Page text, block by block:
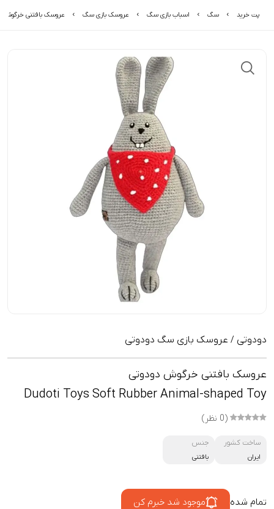
پت خرید سگ اسباب بازی سگ عروسک بازی سگ عروسک بافتنی خرگوش
دودوتی / عروسک بازی سگ دودوتی
عروسک بافتنی خرگوش دودوتی
Dudoti Toys Soft Rubber Animal-shaped Toy
(0 نظر)
ساخت کشور
ایران
جنس
بافتنی
تمام شده موجود شد خبرم کن